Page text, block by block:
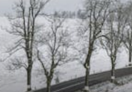
& UUTTA